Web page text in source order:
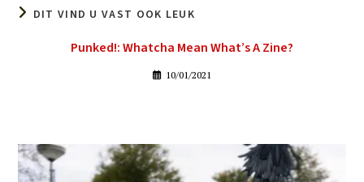
DIT VIND U VAST OOK LEUK
Punked!: Whatcha Mean What’s A Zine?
10/01/2021